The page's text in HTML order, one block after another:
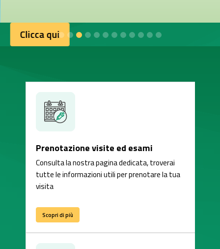
Clicca qui
Prenotazione visite ed esami
Consulta la nostra pagina dedicata, troverai
tutte le informazioni utili per prenotare la tua
visita
Scopri di più